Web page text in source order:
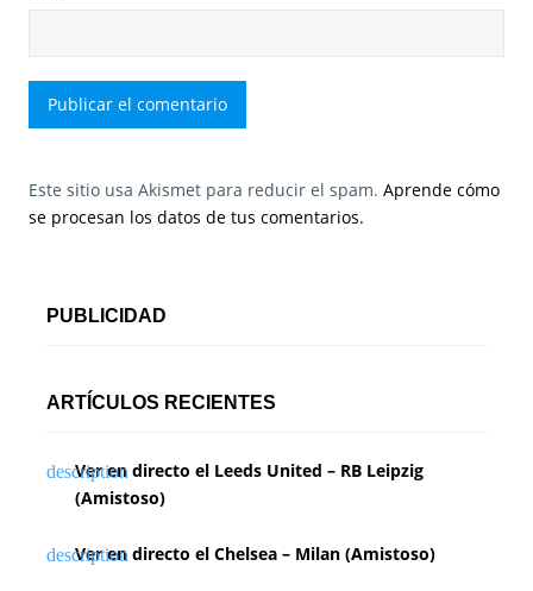
Este sitio usa Akismet para reducir el spam. Aprende cómo
se procesan los datos de tus comentarios.
PUBLICIDAD
ARTÍCULOS RECIENTES
Ver en directo el Leeds United – RB Leipzig
(Amistoso)
Ver en directo el Chelsea – Milan (Amistoso)